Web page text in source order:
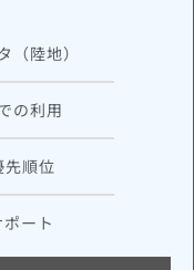
（陸地）
の利用
先順位
ート